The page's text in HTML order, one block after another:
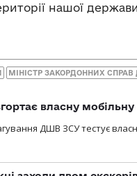
нашої
МІНІСТР ЗАКОРДОННИХ СПРАВ
власну мобільну
ДШВ ЗСУ тестує